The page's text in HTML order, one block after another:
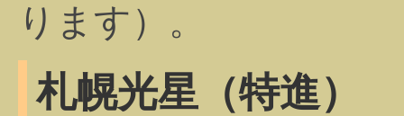
ります）。
札幌光星（特進）